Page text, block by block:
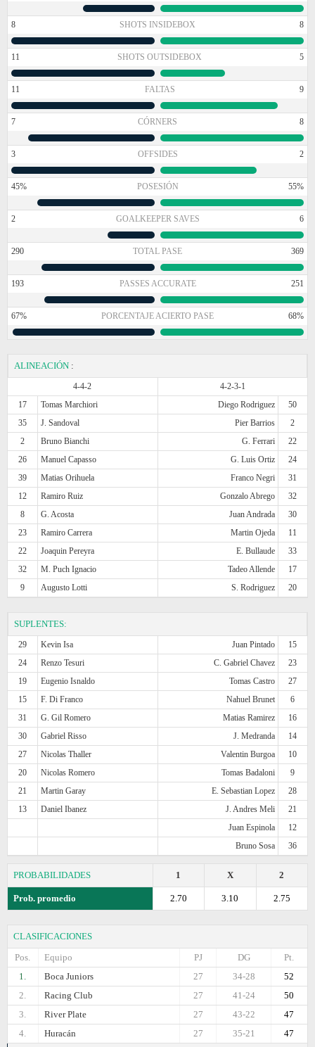
8 SHOTS INSIDEBOX 8
11 SHOTS OUTSIDEBOX 5
11 FALTAS 9
7 CÓRNERS 8
3 OFFSIDES 2
45% POSESIÓN 55%
2 GOALKEEPER SAVES 6
290 TOTAL PASE 369
193 PASSES ACCURATE 251
67% PORCENTAJE ACIERTO PASE 68%
ALINEACIÓN :
4-4-2
4-2-3-1
17
Tomas Marchiori Diego Rodriguez
50
35
J. Sandoval Pier Barrios
2
2
Bruno Bianchi G. Ferrari
22
26
Manuel Capasso G. Luis Ortiz
24
39
Matias Orihuela Franco Negri
31
12
Ramiro Ruiz Gonzalo Abrego
32
8
G. Acosta Juan Andrada
30
23
Ramiro Carrera Martin Ojeda
11
22
Joaquin Pereyra E. Bullaude
33
32
M. Puch Ignacio Tadeo Allende
17
9
Augusto Lotti S. Rodriguez 20
SUPLENTES:
29 Kevin Isa Juan Pintado
15
24
Renzo Tesuri C. Gabriel Chavez
23
19
Eugenio Isnaldo Tomas Castro
27
15
F. Di Franco Nahuel Brunet
6
31
G. Gil Romero Matias Ramirez
16
30
Gabriel Risso J. Medranda
14
27
Nicolas Thaller Valentin Burgoa
10
20
Nicolas Romero Tomas Badaloni
9
21
Martin Garay E. Sebastian Lopez
28
13
Daniel Ibanez J. Andres Meli
21
Juan Espinola
12
Bruno Sosa
36
PROBABILIDADES 2
X
1
Prob. promedio 2.75
3.10
2.70
CLASIFICACIONES
Pos.
Equipo Pt.
DG
PJ
1.
Boca Juniors 52
34-28
27
2.
Racing Club 50
41-24
27
3.
River Plate 47
43-22
27
4.
Huracán 47
35-21
27